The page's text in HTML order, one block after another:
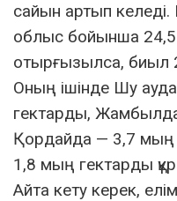
сайын артып
облыс бойынша 24,5
отырғызылса, биыл
Оның ішінде Шу
гектарды,
Қордайда — 3,7 мың
1,8 мың гектарды
Айта кету керек,